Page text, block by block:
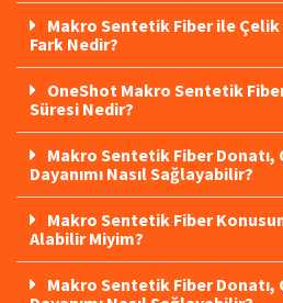
Makro Sentetik Fiber ile Çelik
Fark Nedir?
OneShot Makro Sentetik
Süresi Nedir?
Makro Sentetik Fiber Donatı,
Dayanımı Nasıl Sağlayabilir?
Makro Sentetik Fiber
Alabilir Miyim?
Makro Sentetik Fiber Donatı,